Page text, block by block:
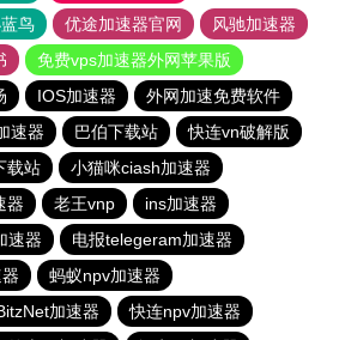
鸟 优途加速器官网
风驰加速器
免费vps加速器外网苹果版
IOS加速器
外网加速免费软件
速器 巴伯下载站
快连vn破解版
载站
小猫咪ciash加速器
器 老王vnp
ins加速器
速器
电报telegeram加速器
蚂蚁npv加速器
加速器
快连npv加速器